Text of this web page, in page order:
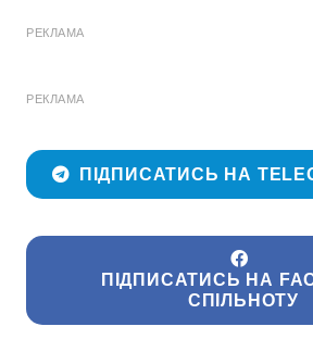
РЕКЛАМА
РЕКЛАМА
ПІДПИСАТИСЬ НА
ПІДПИСАТИСЬ НА
СПІЛЬНОТУ